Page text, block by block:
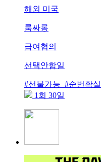
해외 미국
룸싸롱
급여협의
선택안함일
#선불가능 #순번확
1회 30일